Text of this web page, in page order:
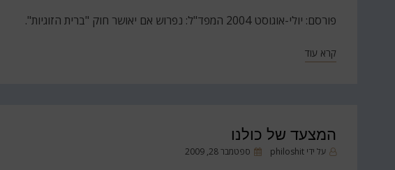
פורסם: יולי-אוגוסט 2004 המפד"ל: נפרוש אם יאושר חוק "ברית הזוגיות".
קרא עוד
המצעד של כולנו
על ידיphiloshit
פורסםספטמבר 28, 2009